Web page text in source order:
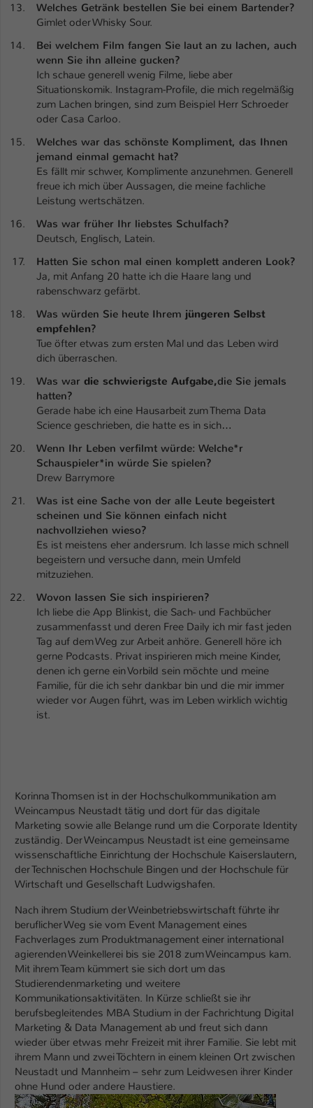
Welches Getränk bestellen Sie bei einem Bartender?
Gimlet oder Whisky Sour.
Bei welchem Film fangen Sie laut an zu lachen, auch
wenn Sie ihn alleine gucken?
Ich schaue generell wenig Filme, liebe aber
Situationskomik. Instagram-Profile, die mich regelmäßig
zum Lachen bringen, sind zum Beispiel Herr Schroeder
oder Casa Carloo.
Welches war das schönste Kompliment, das Ihnen
jemand einmal gemacht hat?
Es fällt mir schwer, Komplimente anzunehmen. Generell
freue ich mich über Aussagen, die meine fachliche
Leistung wertschätzen.
Was war früher Ihr liebstes Schulfach?
Deutsch, Englisch, Latein.
Hatten Sie schon mal einen komplett anderen Look?
Ja, mit Anfang 20 hatte ich die Haare lang und
rabenschwarz gefärbt.
Was würden Sie heute Ihrem jüngeren Selbst
empfehlen?
Tue öfter etwas zum ersten Mal und das Leben wird
dich überraschen.
Was wardie schwierigste Aufgabe,die Sie jemals
hatten?
Gerade habe ich eine Hausarbeit zum Thema Data
Science geschrieben, die hatte es in sich…
Wenn Ihr Leben verfilmt würde: Welche*r
Schauspieler*in würde Sie spielen?
Drew Barrymore
Was ist eine Sache von der alle Leute begeistert
scheinen und Sie können einfach nicht
nachvollziehen wieso?
Es ist meistens eher andersrum. Ich lasse mich schnell
begeistern und versuche dann, mein Umfeld
mitzuziehen.
Wovon lassen Sie sich inspirieren?
Ich liebe die App Blinkist, die Sach- und Fachbücher
zusammenfasst und deren Free Daily ich mir fast jeden
Tag auf dem Weg zur Arbeit anhöre. Generell höre ich
gerne Podcasts. Privat inspirieren mich meine Kinder,
denen ich gerne ein Vorbild sein möchte und meine
Familie, für die ich sehr dankbar bin und die mir immer
wieder vor Augen führt, was im Leben wirklich wichtig
ist.
Show larger version
Korinna Thomsen ist in der Hochschulkommunikation am
Weincampus Neustadt tätig und dort für das digitale
Marketing sowie alle Belange rund um die Corporate Identity
zuständig. Der Weincampus Neustadt ist eine gemeinsame
wissenschaftliche Einrichtung der Hochschule Kaiserslautern,
der Technischen Hochschule Bingen und der Hochschule für
Wirtschaft und Gesellschaft Ludwigshafen.
Nach ihrem Studium der Weinbetriebswirtschaft führte ihr
beruflicher Weg sie vom Event Management eines
Fachverlages zum Produktmanagement einer international
agierenden Weinkellerei bis sie 2018 zum Weincampus kam.
Mit ihrem Team kümmert sie sich dort um das
Studierendenmarketing und weitere
Kommunikationsaktivitäten. In Kürze schließt sie ihr
berufsbegleitendes MBA Studium in der Fachrichtung Digital
Marketing & Data Management ab und freut sich dann
wieder über etwas mehr Freizeit mit ihrer Familie. Sie lebt mit
ihrem Mann und zwei Töchtern in einem kleinen Ort zwischen
Neustadt und Mannheim – sehr zum Leidwesen ihrer Kinder
ohne Hund oder andere Haustiere.